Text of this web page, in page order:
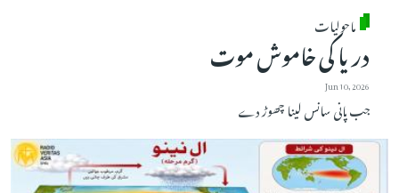
ماحولیات
دریا کی خاموش موت
Jun 10, 2026
جب پانی سانس لینا چھوڑ دے